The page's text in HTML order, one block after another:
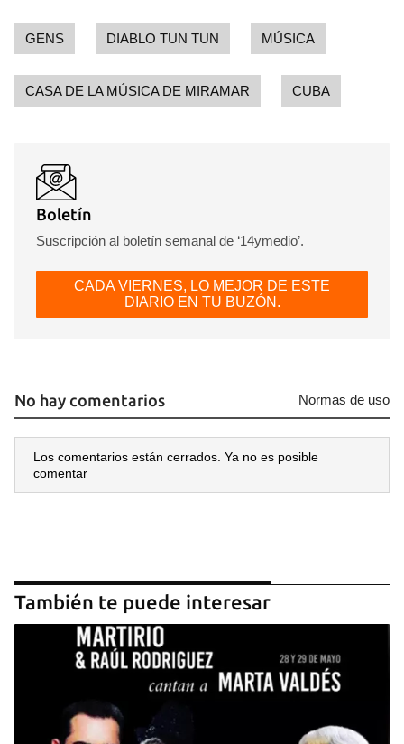
GENS DIABLO TUN TUN MÚSICA
CASA DE LA MÚSICA DE MIRAMAR CUBA
Boletín
Suscripción al boletín semanal de ‘14ymedio’.
CADA VIERNES, LO MEJOR DE ESTE
DIARIO EN TU BUZÓN.
No hay comentarios Normas de uso
Los comentarios están cerrados. Ya no es posible
comentar
También te puede interesar